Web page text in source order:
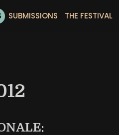
SUBMISSIONS THE FESTIVAL